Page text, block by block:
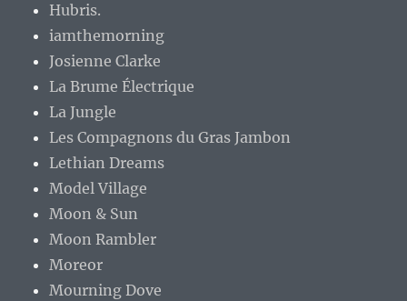
Hubris.
iamthemorning
Josienne Clarke
La Brume Électrique
La Jungle
Les Compagnons du Gras Jambon
Lethian Dreams
Model Village
Moon & Sun
Moon Rambler
Moreor
Mourning Dove